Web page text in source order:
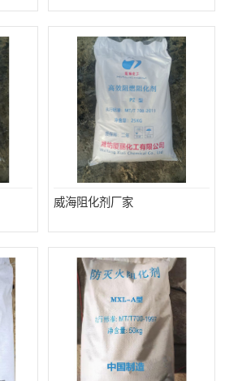
威海阻化剂厂家